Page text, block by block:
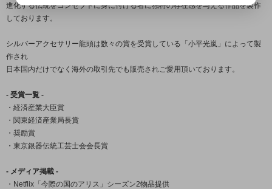
進化する伝統をコンセプトに身に付ける者に独特の存在感を与える作品を製作
しております。
シルバーアクセサリー龍頭は数々の賞を受賞している「小平光嵐」によって製
作され
日本国内だけでなく海外の取引先でも販売されご愛用頂いております。
- 受賞一覧 -
・経済産業大臣賞
・関東経済産業局長賞
・奨励賞
・東京銀器伝統工芸士会会長賞
- メディア掲載 -
・Netflix「今際の国のアリス」シーズン2物品提供